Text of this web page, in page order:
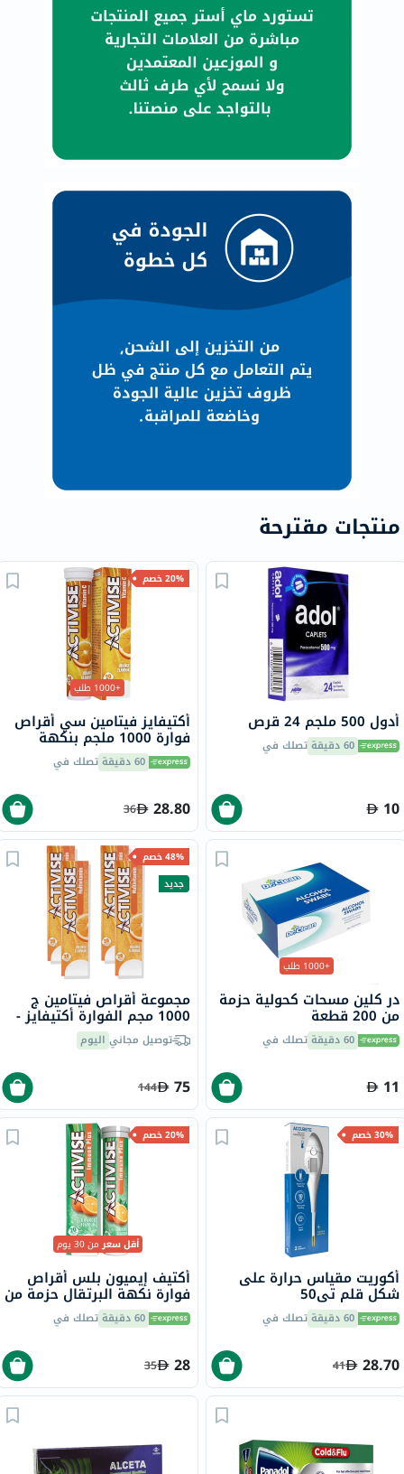
منتجات مقترحة
أدول 500 ملجم 24 قرص
60 دقيقة تصلك في
10
20% خصم
+1000 طلب
أكتيفايز فيتامين سي أقراص
فوارة 1000 ملجم بنكهة
البرتقال حزمة من 20
60 دقيقة تصلك في
28.80
36
+1000 طلب
در كلين مسحات كحولية حزمة
من 200 قطعة
60 دقيقة تصلك في
11
48% خصم
جديد
مجموعة أقراص فيتامين ج
1000 مجم الفوارة أكتيفايز -
4 × 20 قرص توصيل مجاني اليوم
75
144
30% خصم
أكوريت مقياس حرارة على
شكل قلم تي50
60 دقيقة تصلك في
28.70
41
20% خصم
أقل سعرمن 30 يوم
أكتيف إيميون بلس أقراص
فوارة نكهة البرتقال حزمة من
20 60 دقيقة تصلك في
28
35